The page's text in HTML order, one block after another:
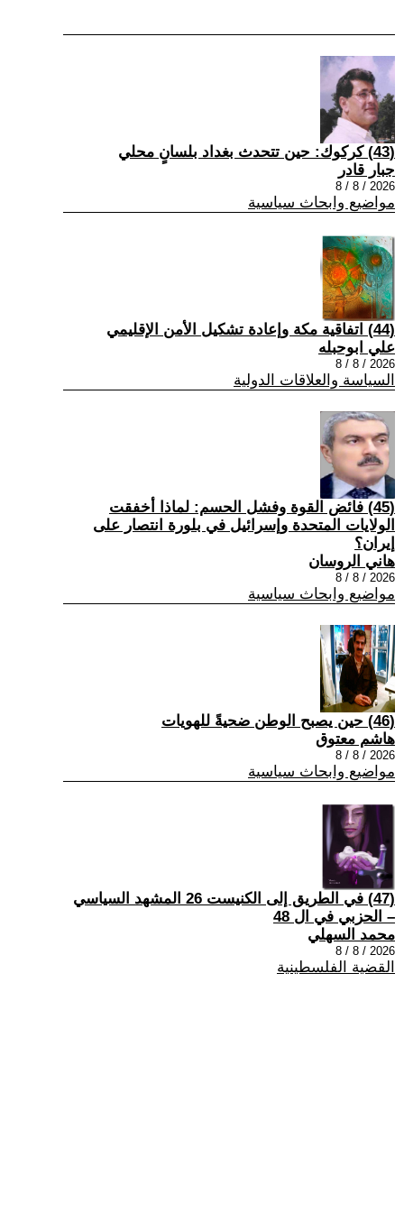
(43) كركوك: حين تتحدث بغداد بلسانٍ محلي
جبار قادر
2026 / 8 / 8
مواضيع وابحاث سياسية
(44) اتفاقية مكة وإعادة تشكيل الأمن الإقليمي
علي ابوحبله
2026 / 8 / 8
السياسة والعلاقات الدولية
(45) فائض القوة وفشل الحسم: لماذا أخفقت
الولايات المتحدة وإسرائيل في بلورة انتصار على
إيران؟
هاني الروسان
2026 / 8 / 8
مواضيع وابحاث سياسية
(46) حين يصبح الوطن ضحيةً للهويات
هاشم معتوق
2026 / 8 / 8
مواضيع وابحاث سياسية
(47) في الطريق إلى الكنيست 26 المشهد السياسي
– الحزبي في ال 48
محمد السهلي
2026 / 8 / 8
القضية الفلسطينية